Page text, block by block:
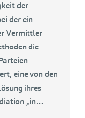
der
der ein
Vermittler
die
eine von den
ihres
„in…